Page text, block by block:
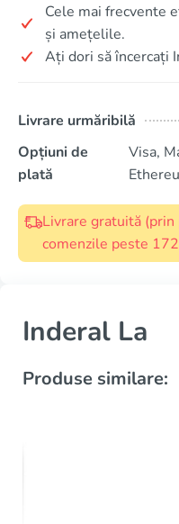
Cele mai frecvente
și amețelile.
Ați dori să încercați
Livrare urmăribilă
Opțiuni de
plată
Visa,
Livrare gratuită (prin
comenzile peste
Inderal La
Produse similare: